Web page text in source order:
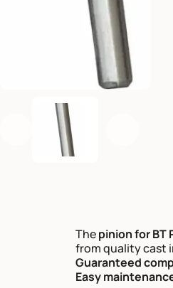
Previous
Thepinion for BT
from quality cast
Guaranteed
Easy